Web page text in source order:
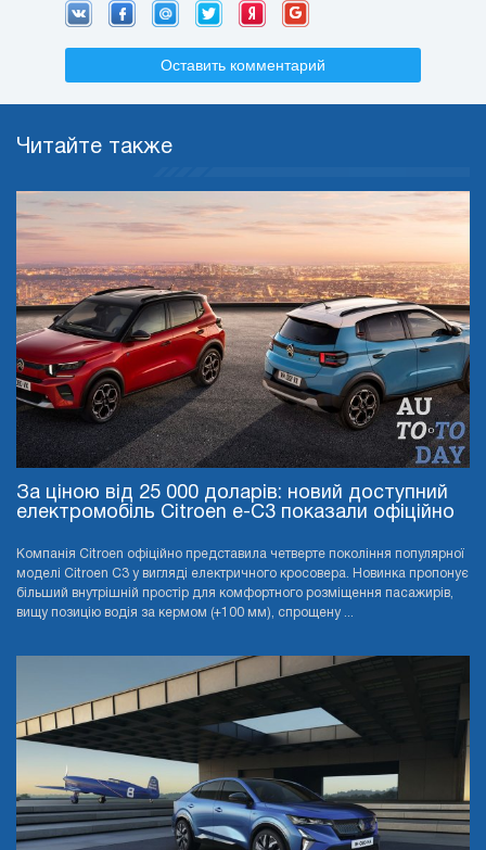
Оставить комментарий
Читайте также
За ціною від 25 000 доларів: новий доступний
електромобіль Citroen e-C3 показали офіційно
Компанія Citroen офіційно представила четверте покоління популярної
моделі Citroen C3 у вигляді електричного кросовера. Новинка пропонує
більший внутрішній простір для комфортного розміщення пасажирів,
вищу позицію водія за кермом (+100 мм), спрощену ...